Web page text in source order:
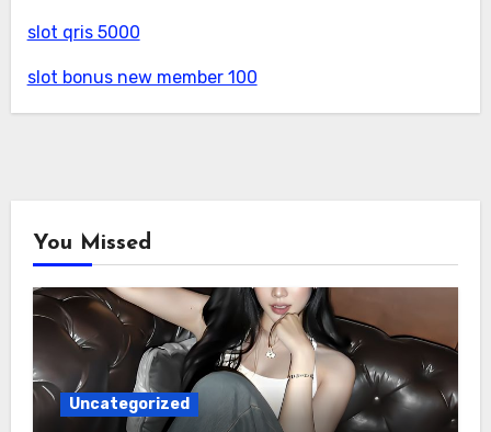
slot qris 5000
slot bonus new member 100
You Missed
Uncategorized